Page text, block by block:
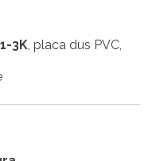
3K , placa dus PVC,